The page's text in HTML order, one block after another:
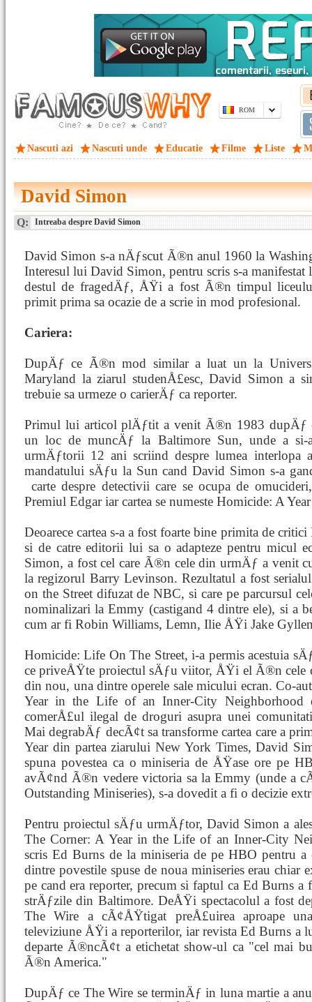
ROM
Nascuti azi Nascuti unde Educatie Filme Liste
David Simon
Q: Intreaba despre David Simon
David Simon s-a nÄƒscut Ã®n anul 1960 la
Interesul lui David Simon, pentru scris s-a manifestat
destul de fragedÄƒ, ÅŸi a fost Ã®n timpul
primit prima sa ocazie de a scrie in mod profesional.
Cariera:
DupÄƒ ce Ã®n mod similar a luat un la
Maryland la ziarul studenÅ£esc, David Simon a
trebuie sa urmeze o carierÄƒ ca reporter.
Primul lui articol plÄƒtit a venit Ã®n 1983 dupÄƒ
un loc de muncÄƒ la Baltimore Sun, unde a si-
urmÄƒtorii 12 ani scriind despre lumea
mandatului sÄƒu la Sun cand David Simon s-a
carte despre detectivii care se ocupa de
Premiul Edgar iar cartea se numeste Homicide: A
Deoarece cartea s-a a fost foarte bine primita de
si de catre editorii lui sa o adapteze pentru micul
Simon, a fost cel care Ã®n cele din urmÄƒ a venit
la regizorul Barry Levinson. Rezultatul a fost
on the Street difuzat de NBC, si care pe parcursul
nominalizari la Emmy (castigand 4 dintre ele), si a
cum ar fi Robin Williams, Lemn, Ilie ÅŸi Jake
Homicide: Life On The Street, i-a permis acestuia
ce priveÅŸte proiectul sÄƒu viitor, ÅŸi el Ã®n cele
din nou, una dintre operele sale micului ecran. Co-
Year in the Life of an Inner-City Neighborhood
comerÅ£ul ilegal de droguri asupra unei
Mai degrabÄƒ decÃ¢t sa transforme cartea care a
Year din partea ziarului New York Times, David
spuna povestea ca o miniseria de ÅŸase ore pe
avÃ¢nd Ã®n vedere victoria sa la Emmy (unde a
Outstanding Miniseries), s-a dovedit a fi o decizie
Pentru proiectul sÄƒu urmÄƒtor, David Simon a ales
The Corner: A Year in the Life of an Inner-City
scris Ed Burns de la miniseria de pe HBO pentru
dintre povestile spuse de noua miniseries erau
pe cand era reporter, precum si faptul ca Ed Burns a
strÄƒzile din Baltimore. DeÅŸi spectacolul a fost
The Wire a cÃ¢ÅŸtigat preÅ£uirea aproape
televiziune ÅŸi a reporterilor, iar revista Ed Burns a
departe Ã®ncÃ¢t a etichetat show-ul ca "cel mai
Ã®n America."
DupÄƒ ce The Wire se terminÄƒ in luna martie a